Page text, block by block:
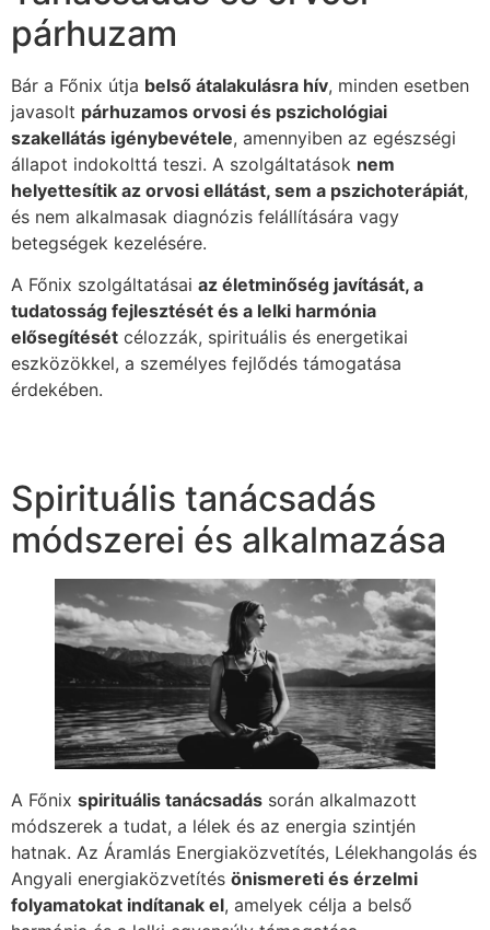
párhuzam
Bár a Főnix útja belső átalakulásra hív, minden esetben
javasolt párhuzamos orvosi és pszichológiai
szakellátás igénybevétele, amennyiben az egészségi
állapot indokolttá teszi. A szolgáltatások nem
helyettesítik az orvosi ellátást, sem a pszichoterápiát,
és nem alkalmasak diagnózis felállítására vagy
betegségek kezelésére.
A Főnix szolgáltatásai az életminőség javítását, a
tudatosság fejlesztését és a lelki harmónia
elősegítését célozzák, spirituális és energetikai
eszközökkel, a személyes fejlődés támogatása
érdekében.
Spirituális tanácsadás
módszerei és alkalmazása
A Főnix spirituális tanácsadás során alkalmazott
módszerek a tudat, a lélek és az energia szintjén
hatnak. Az Áramlás Energiaközvetítés, Lélekhangolás és
Angyali energiaközvetítés önismereti és érzelmi
folyamatokat indítanak el, amelyek célja a belső